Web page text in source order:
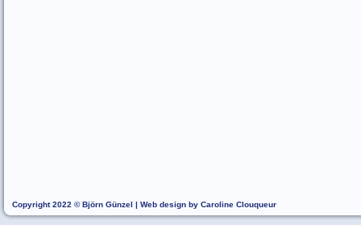
Copyright 2022 © Björn Günzel | Web design by Caroline Clouqueur